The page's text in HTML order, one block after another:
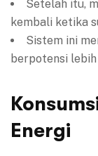
Setelah itu,
kembali ketika
Sistem ini
berpotensi
Energi